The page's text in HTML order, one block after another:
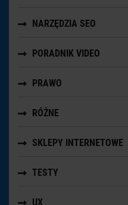
NARZĘDZIA SEO
PORADNIK VIDEO
PRAWO
RÓŻNE
SKLEPY INTERNETOWE
TESTY
UX